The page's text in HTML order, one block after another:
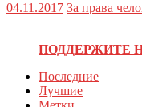
04.11.2017 За права
ПОДДЕРЖИТЕ
Последние
Лучшие